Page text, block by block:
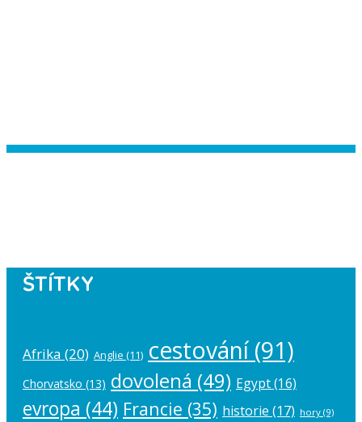
ŠTÍTKY
Afrika (20) Anglie (11) cestování(91)
Chorvatsko (13) dovolená (49) Egypt(16)
evropa (44) Francie (35) historie (17) hory (9)